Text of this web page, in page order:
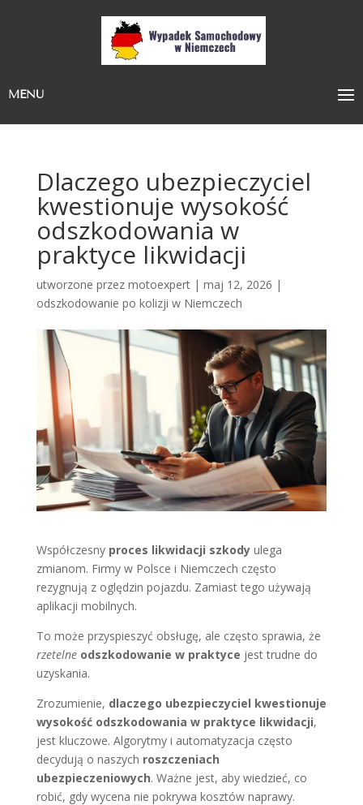
MENU
Dlaczego ubezpieczyciel
kwestionuje wysokość
odszkodowania w
praktyce likwidacji
utworzone przez motoexpert| maj 12, 2026 |
odszkodowanie po kolizji w Niemczech
Współczesny proces likwidacji szkodyulega
zmianom. Firmy w Polsce i Niemczech często
rezygnują z oględzin pojazdu. Zamiast tego używają
aplikacji mobilnych.
To może przyspieszyć obsługę, ale często sprawia, że
rzetelne odszkodowanie w praktyce jest trudne do
uzyskania.
Zrozumienie, dlaczego ubezpieczyciel kwestionuje
wysokość odszkodowania w praktyce likwidacji,
jest kluczowe. Algorytmy i automatyzacja często
decydują o naszych roszczeniach
ubezpieczeniowych. Ważne jest, aby wiedzieć, co
robić, gdy wycena nie pokrywa kosztów naprawy.